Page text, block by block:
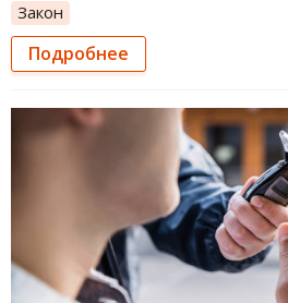
Закон
Подробнее